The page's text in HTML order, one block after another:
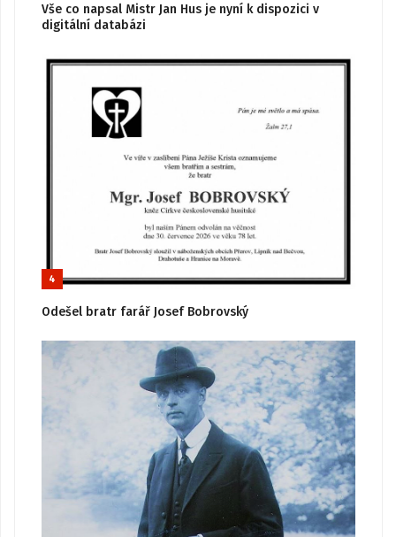
Vše co napsal Mistr Jan Hus je nyní k dispozici v
digitální databázi
4
Odešel bratr farář Josef Bobrovský